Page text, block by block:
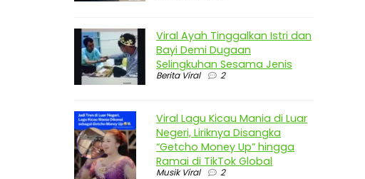
Viral Ayah Tinggalkan Istri dan
Bayi Demi Dugaan
Selingkuhan Sesama Jenis
Berita Viral 2
Viral Lagu Kicau Mania di Luar
Negeri, Liriknya Disangka
“Getcho Money Up” hingga
Ramai di TikTok Global
Musik Viral 2